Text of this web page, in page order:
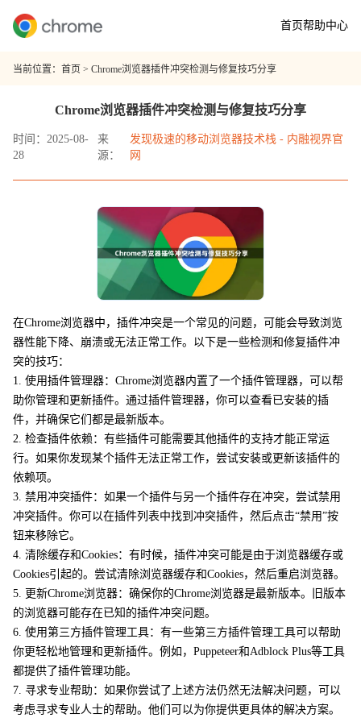
首页帮助中心
当前位置： 首页 > Chrome浏览器插件冲突检测与修复技巧分享
Chrome浏览器插件冲突检测与修复技巧分享
时间：2025-08-
28
来
源：
发现极速的移动浏览器技术栈 - 内融视界官
网
在Chrome浏览器中，插件冲突是一个常见的问题，可能会导致浏览
器性能下降、崩溃或无法正常工作。以下是一些检测和修复插件冲
突的技巧：
1. 使用插件管理器：Chrome浏览器内置了一个插件管理器，可以帮
助你管理和更新插件。通过插件管理器，你可以查看已安装的插
件，并确保它们都是最新版本。
2. 检查插件依赖：有些插件可能需要其他插件的支持才能正常运
行。如果你发现某个插件无法正常工作，尝试安装或更新该插件的
依赖项。
3. 禁用冲突插件：如果一个插件与另一个插件存在冲突，尝试禁用
冲突插件。你可以在插件列表中找到冲突插件，然后点击“禁用”按
钮来移除它。
4. 清除缓存和Cookies：有时候，插件冲突可能是由于浏览器缓存或
Cookies引起的。尝试清除浏览器缓存和Cookies，然后重启浏览器。
5. 更新Chrome浏览器：确保你的Chrome浏览器是最新版本。旧版本
的浏览器可能存在已知的插件冲突问题。
6. 使用第三方插件管理工具：有一些第三方插件管理工具可以帮助
你更轻松地管理和更新插件。例如，Puppeteer和Adblock Plus等工具
都提供了插件管理功能。
7. 寻求专业帮助：如果你尝试了上述方法仍然无法解决问题，可以
考虑寻求专业人士的帮助。他们可以为你提供更具体的解决方案。